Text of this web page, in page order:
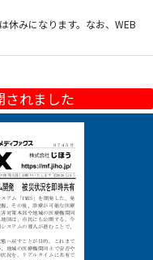
休みになります。なお、WEB
されました